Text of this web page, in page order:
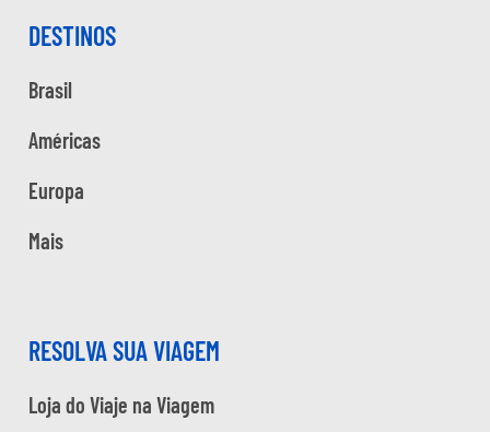
DESTINOS
Brasil
Américas
Europa
Mais
RESOLVA SUA VIAGEM
Loja do Viaje na Viagem